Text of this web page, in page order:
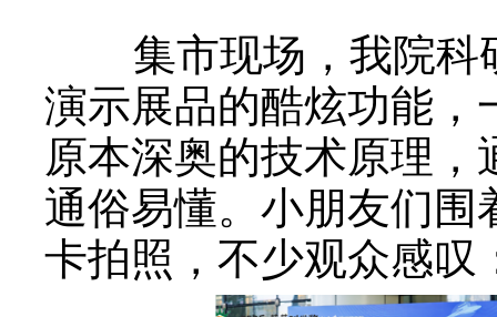
集市现场，我院科
演示展品的酷炫功能，
原本深奥的技术原理
通俗易懂。小朋友们围
卡拍照，不少观众感叹